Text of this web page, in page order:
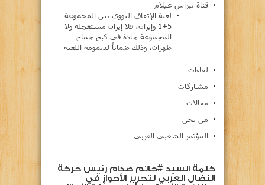
قناة نبراس عيلام
لعبة الإتفاق النووي بين المجموعة
5+1 وإيران، فلا إيران مستعجلة ولا
المجموعة جادة في كبح جماح
طهران، وذلك ضماناً لديمومة اللعبة
لقاءات
مشاركات
مقالات
من نحن
المؤتمر الشعبي العربي
كلمة السيد #حاتم صدام رئيس حركة
النضال العربي لتحرير الأحواز في